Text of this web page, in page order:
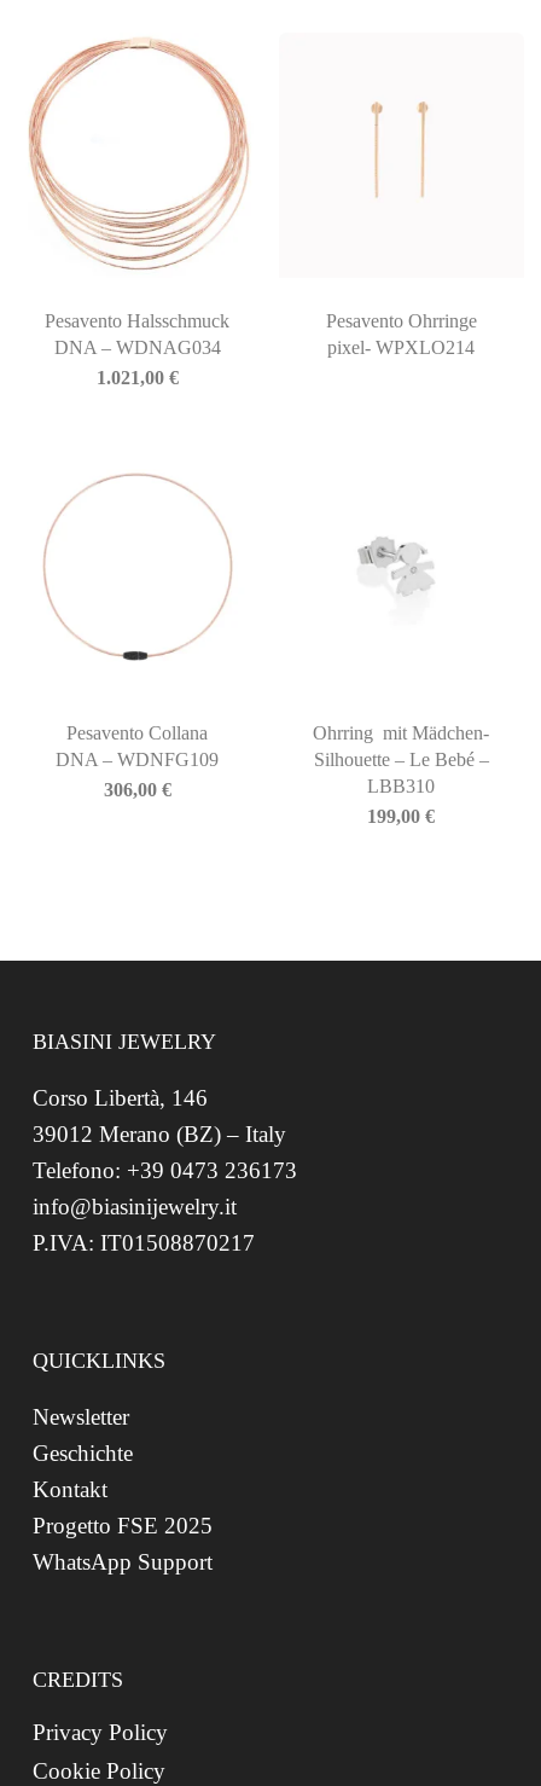
Pesavento Halsschmuck
DNA – WDNAG034
1.021,00 €
Pesavento Ohrringe
pixel- WPXLO214
Pesavento Collana
DNA – WDNFG109
306,00 €
Ohrring mit Mädchen-
Silhouette – Le Bebé –
LBB310
199,00€
BIASINI JEWELRY
Corso Libertà, 146
39012 Merano (BZ) – Italy
Telefono: +39 0473 236173
info@biasinijewelry.it
P.IVA: IT01508870217
QUICKLINKS
Newsletter
Geschichte
Kontakt
Progetto FSE 2025
WhatsApp Support
CREDITS
Privacy Policy
Cookie Policy